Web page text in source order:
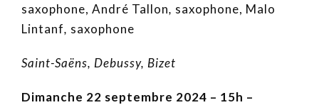
saxophone, André Tallon, saxophone, Malo
Lintanf, saxophone
Saint-Saëns, Debussy, Bizet
Dimanche 22 septembre 2024 – 15h –